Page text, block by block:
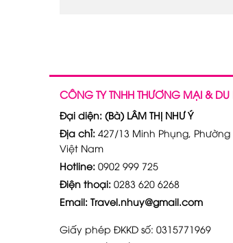
CÔNG TY TNHH THƯƠNG MẠI & DU
Đại diện: (Bà) LÂM THỊ NHƯ Ý
Địa chỉ: 427/13 Minh Phụng, Phường
Việt Nam
Hotline: 0902 999 725
Điện thoại: 0283 620 6268
Email: Travel.nhuy@gmail.com
Giấy phép ĐKKD số: 0315771969